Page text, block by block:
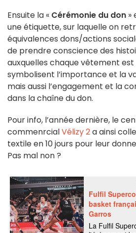
Ensuite la « Cérémonie du don »
une étiquette, sur laquelle on
équivalences dons/actions
de prendre conscience des
auxquelles chaque vêtement est
symbolisent l’importance et la
mais aussi l’engagement et la
dans la chaîne du don.
Pour info, l’année dernière, le
commenrcialVélizy 2a ainsi
textile en 10 jours pour leur
Pas mal non ?